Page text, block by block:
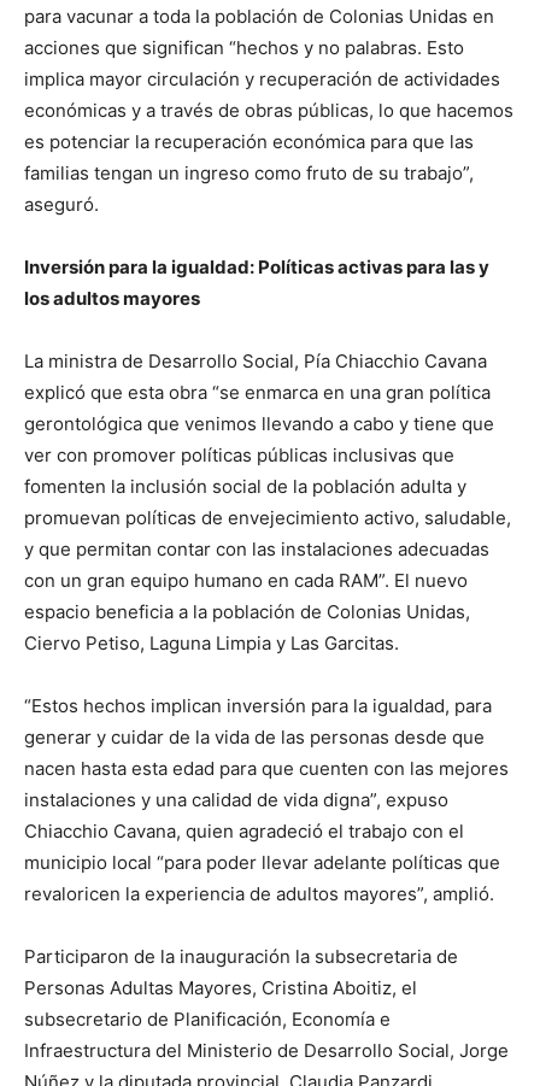
para vacunar a toda la población de Colonias Unidas en
acciones que significan “hechos y no palabras. Esto
implica mayor circulación y recuperación de actividades
económicas y a través de obras públicas, lo que hacemos
es potenciar la recuperación económica para que las
familias tengan un ingreso como fruto de su trabajo”,
aseguró.
Inversión para la igualdad: Políticas activas para las y
los adultos mayores
La ministra de Desarrollo Social, Pía Chiacchio Cavana
explicó que esta obra “se enmarca en una gran política
gerontológica que venimos llevando a cabo y tiene que
ver con promover políticas públicas inclusivas que
fomenten la inclusión social de la población adulta y
promuevan políticas de envejecimiento activo, saludable,
y que permitan contar con las instalaciones adecuadas
con un gran equipo humano en cada RAM”. El nuevo
espacio beneficia a la población de Colonias Unidas,
Ciervo Petiso, Laguna Limpia y Las Garcitas.
“Estos hechos implican inversión para la igualdad, para
generar y cuidar de la vida de las personas desde que
nacen hasta esta edad para que cuenten con las mejores
instalaciones y una calidad de vida digna”, expuso
Chiacchio Cavana, quien agradeció el trabajo con el
municipio local “para poder llevar adelante políticas que
revaloricen la experiencia de adultos mayores”, amplió.
Participaron de la inauguración la subsecretaria de
Personas Adultas Mayores, Cristina Aboitiz, el
subsecretario de Planificación, Economía e
Infraestructura del Ministerio de Desarrollo Social, Jorge